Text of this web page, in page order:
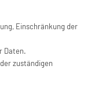
Einschränkung der
Daten.
zuständigen